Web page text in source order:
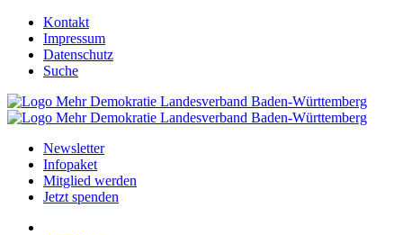
Kontakt
Impressum
Datenschutz
Suche
Newsletter
Infopaket
Mitglied werden
Jetzt spenden